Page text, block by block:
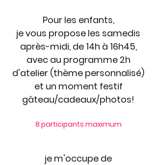
Pour les enfants,
je vous propose les samedis
après-midi, de 14h à 16h45,
avec au programme 2h
d'atelier (thème personnalisé)
et un moment festif
gâteau/cadeaux/photos!
8 participants maximum
je m'occupe de